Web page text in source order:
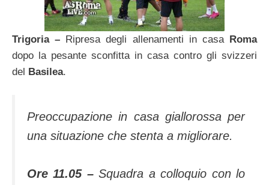
Trigoria – Ripresa degli allenamenti in casa Roma
dopo la pesante sconfitta in casa contro gli svizzeri
del Basilea.
Preoccupazione in casa giallorossa per
una situazione che stenta a migliorare.
Ore 11.05 –Squadra a colloquio con lo